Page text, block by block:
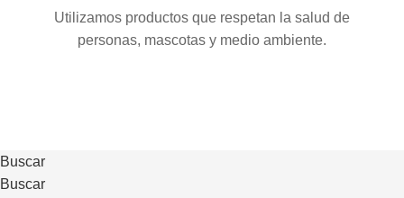
Utilizamos productos que respetan la salud de
personas, mascotas y medio ambiente.
Buscar
Buscar